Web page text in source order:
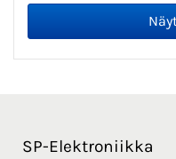
SP-Elektroniikka